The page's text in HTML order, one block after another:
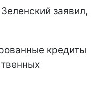
заявил,
кредиты